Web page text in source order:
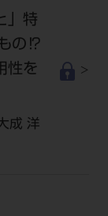
」特
の⁉
性を
成 洋